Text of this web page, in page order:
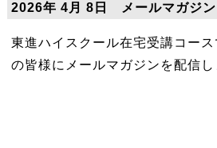
2026年 4月 8日 メールマガジン
東進ハイスクール在宅受講コー
の皆様にメールマガジンを配信し